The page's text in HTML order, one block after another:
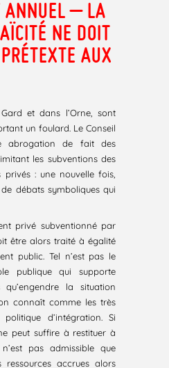
– LA
NE DOIT
AUX
et dans l’Orne, sont
un foulard. Le Conseil
abrogation de fait des
les subventions des
privés : une nouvelle fois,
débats symboliques qui
privé subventionné par
être alors traité à égalité
public. Tel n’est pas le
publique qui supporte
qu’engendre la situation
connaît comme les très
d’intégration. Si
peut suffire à restituer à
pas admissible que
ressources accrues alors